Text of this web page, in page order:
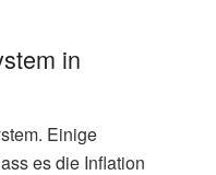
Mechanismus zur
Gehältern und